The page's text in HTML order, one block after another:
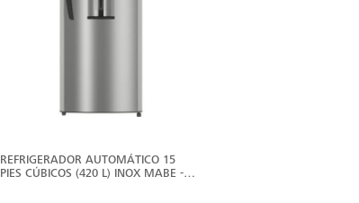
REFRIGERADOR AUTOMÁTICO 15
PIES CÚBICOS (420 L) INOX MABE -